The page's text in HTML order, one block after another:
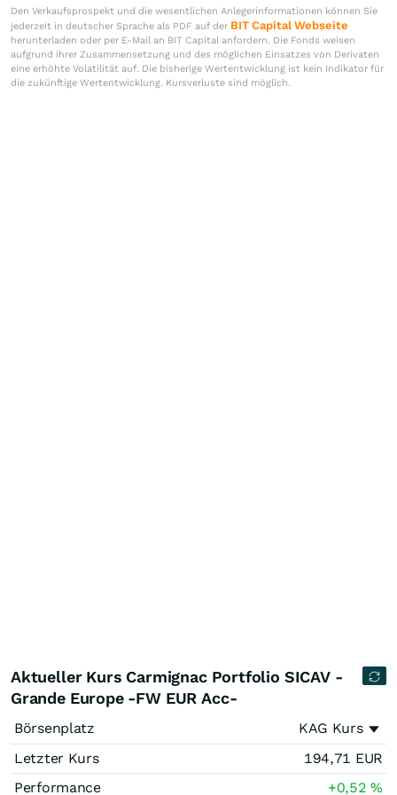
Den Verkaufsprospekt und die wesentlichen Anlegerinformationen können Sie
jederzeit in deutscher Sprache als PDF auf der BIT Capital Webseite
herunterladen oder per E-Mail an BIT Capital anfordern. Die Fonds weisen
aufgrund ihrer Zusammensetzung und des möglichen Einsatzes von Derivaten
eine erhöhte Volatilität auf. Die bisherige Wertentwicklung ist kein Indikator für
die zukünftige Wertentwicklung. Kursverluste sind möglich.
Aktueller Kurs Carmignac Portfolio SICAV -
Grande Europe -FW EUR Acc-
Börsenplatz
KAG Kurs
Letzter Kurs
194,71 EUR
Performance
+0,52%